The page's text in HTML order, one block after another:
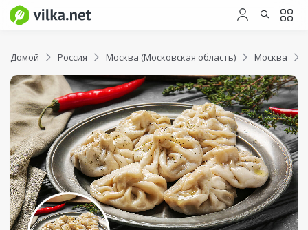
Домой Россия Москва (Московская область) Москва